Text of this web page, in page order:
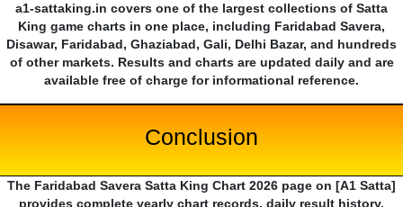
a1-sattaking.in covers one of the largest collections of Satta
King game charts in one place, including Faridabad Savera,
Disawar, Faridabad, Ghaziabad, Gali, Delhi Bazar, and hundreds
of other markets. Results and charts are updated daily and are
available free of charge for informational reference.
Conclusion
The Faridabad Savera Satta King Chart 2026 page on [A1 Satta]
provides complete yearly chart records, daily result history,